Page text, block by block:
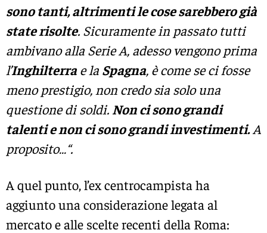
sono tanti, altrimenti le cose sarebbero già
state risolte. Sicuramente in passato tutti
ambivano alla Serie A, adesso vengono prima
l’Inghilterra e la Spagna, è come se ci fosse
meno prestigio, non credo sia solo una
questione di soldi. Non ci sono grandi
talenti e non ci sono grandi investimenti.A
proposito…“.
A quel punto, l’ex centrocampista ha
aggiunto una considerazione legata al
mercato e alle scelte recenti della Roma: